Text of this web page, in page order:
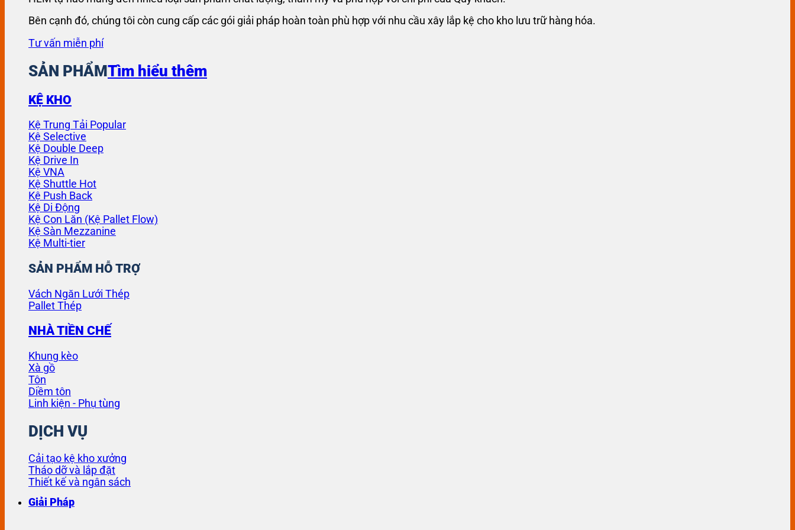
Bên cạnh đó, chúng tôi còn cung cấp các gói giải pháp hoàn toàn phù hợp với nhu cầu xây lắp kệ cho kho lưu trữ hàng hóa.
Tư vấn miễn phí
SẢN PHẨMTìm hiểu thêm
KỆ KHO
Kệ Trung Tải
Kệ Selective
Kệ Double Deep
Kệ Drive In
Kệ VNA
Kệ Shuttle
Kệ Push Back
Kệ Di Động
Kệ Con Lăn (Kệ Pallet Flow)
Kệ Sàn Mezzanine
Kệ Multi-tier
SẢN PHẨM HỖ TRỢ
Vách Ngăn Lưới Thép
Pallet Thép
NHÀ TIỀN CHẾ
Khung kèo
Xà gồ
Tôn
Diềm tôn
Linh kiện - Phụ tùng
DỊCH VỤ
Cải tạo kệ kho xưởng
Tháo dỡ và lắp đặt
Thiết kế và ngân sách
Giải Pháp